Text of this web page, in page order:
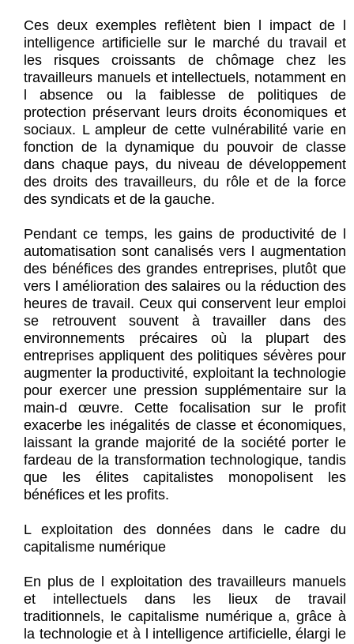
Ces deux exemples reflètent bien l impact de l
intelligence artificielle sur le marché du travail et
les risques croissants de chômage chez les
travailleurs manuels et intellectuels, notamment en
l absence ou la faiblesse de politiques de
protection préservant leurs droits économiques et
sociaux. L ampleur de cette vulnérabilité varie en
fonction de la dynamique du pouvoir de classe
dans chaque pays, du niveau de développement
des droits des travailleurs, du rôle et de la force
des syndicats et de la gauche.
Pendant ce temps, les gains de productivité de l
automatisation sont canalisés vers l augmentation
des bénéfices des grandes entreprises, plutôt que
vers l amélioration des salaires ou la réduction des
heures de travail. Ceux qui conservent leur emploi
se retrouvent souvent à travailler dans des
environnements précaires où la plupart des
entreprises appliquent des politiques sévères pour
augmenter la productivité, exploitant la technologie
pour exercer une pression supplémentaire sur la
main-d œuvre. Cette focalisation sur le profit
exacerbe les inégalités de classe et économiques,
laissant la grande majorité de la société porter le
fardeau de la transformation technologique, tandis
que les élites capitalistes monopolisent les
bénéfices et les profits.
L exploitation des données dans le cadre du
capitalisme numérique
En plus de l exploitation des travailleurs manuels
et intellectuels dans les lieux de travail
traditionnels, le capitalisme numérique a, grâce à
la technologie et à l intelligence artificielle, élargi le